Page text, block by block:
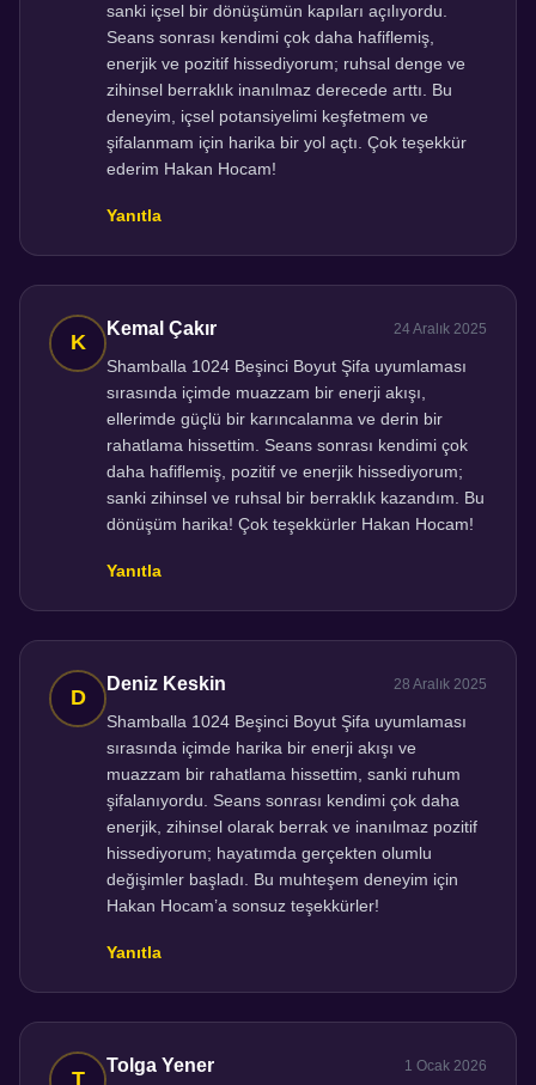
sanki içsel bir dönüşümün kapıları açılıyordu.
Seans sonrası kendimi çok daha hafiflemiş,
enerjik ve pozitif hissediyorum; ruhsal denge ve
zihinsel berraklık inanılmaz derecede arttı. Bu
deneyim, içsel potansiyelimi keşfetmem ve
şifalanmam için harika bir yol açtı. Çok teşekkür
ederim Hakan Hocam!
Yanıtla
Kemal Çakır 24 Aralık 2025
Shamballa 1024 Beşinci Boyut Şifa uyumlaması
sırasında içimde muazzam bir enerji akışı,
ellerimde güçlü bir karıncalanma ve derin bir
rahatlama hissettim. Seans sonrası kendimi çok
daha hafiflemiş, pozitif ve enerjik hissediyorum;
sanki zihinsel ve ruhsal bir berraklık kazandım. Bu
dönüşüm harika! Çok teşekkürler Hakan Hocam!
Yanıtla
Deniz Keskin 28 Aralık 2025
Shamballa 1024 Beşinci Boyut Şifa uyumlaması
sırasında içimde harika bir enerji akışı ve
muazzam bir rahatlama hissettim, sanki ruhum
şifalanıyordu. Seans sonrası kendimi çok daha
enerjik, zihinsel olarak berrak ve inanılmaz pozitif
hissediyorum; hayatımda gerçekten olumlu
değişimler başladı. Bu muhteşem deneyim için
Hakan Hocam’a sonsuz teşekkürler!
Yanıtla
Tolga Yener 1 Ocak 2026